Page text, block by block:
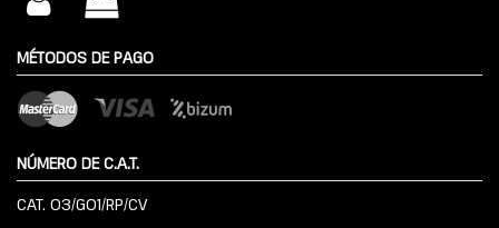
MÉTODOS DE PAGO
NÚMERO DE C.A.T.
CAT. 03/G01/RP/CV